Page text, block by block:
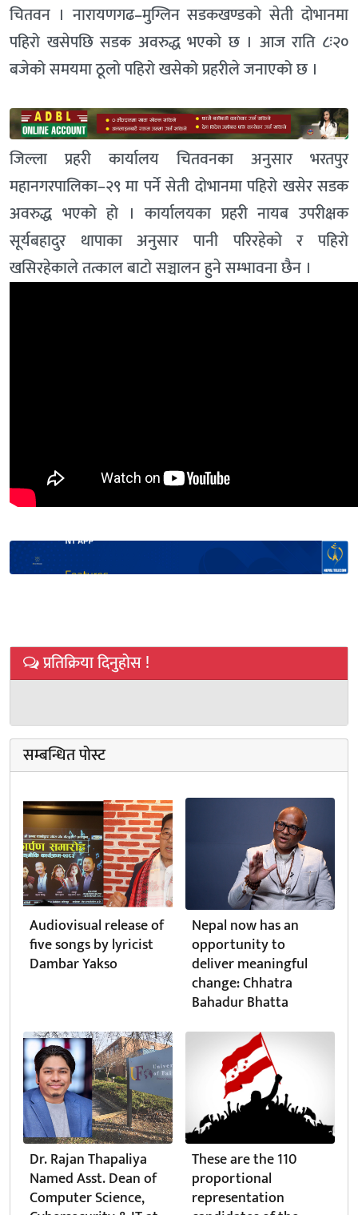
चितवन । नारायणगढ–मुग्लिन सडकखण्डको सेती दोभानमा
पहिरो खसेपछि सडक अवरुद्ध भएको छ । आज राति ८ः२०
बजेको समयमा ठूलो पहिरो खसेको प्रहरीले जनाएको छ ।
जिल्ला प्रहरी कार्यालय चितवनका अनुसार भरतपुर
महानगरपालिका–२९ मा पर्ने सेती दोभानमा पहिरो खसेर सडक
अवरुद्ध भएको हो । कार्यालयका प्रहरी नायब उपरीक्षक
सूर्यबहादुर थापाका अनुसार पानी परिरहेको र पहिरो
खसिरहेकाले तत्काल बाटो सञ्चालन हुने सम्भावना छैन ।
प्रतिक्रिया दिनुहोस !
सम्बन्धित पोस्ट
Audiovisual release of
five songs by lyricist
Dambar Yakso
Nepal now has an
opportunity to
deliver meaningful
change: Chhatra
Bahadur Bhatta
Dr. Rajan Thapaliya
Named Asst. Dean of
Computer Science,
These are the 110
proportional
representation